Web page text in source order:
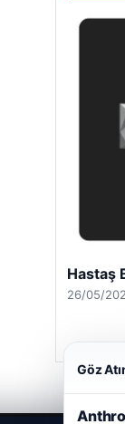
Hastaş
26/05/
Göz